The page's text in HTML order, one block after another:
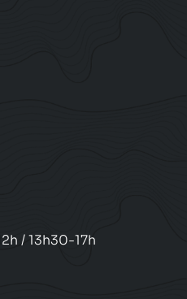
/ 13h30-17h